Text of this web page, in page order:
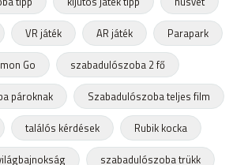
VR játék AR játék
Parapark
Go
szabadulószoba 2 fő
pároknak
Szabadulószoba teljes film
találós kérdések
Rubik kocka
szabadulószoba trükk